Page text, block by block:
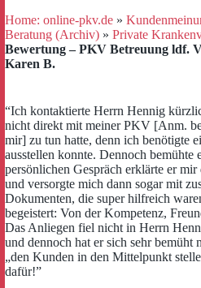
Home: online-pkv.de »
Beratung (Archiv) » Private
Bewertung – PKV Betreuung ldf.
Karen B.
“Ich kontaktierte Herrn Hennig
nicht direkt mit meiner PKV [Anm.
mir] zu tun hatte, denn ich benötigte
ausstellen konnte. Dennoch
persönlichen Gespräch erklärte er
und versorgte mich dann sogar mit
Dokumenten, die super hilfreich
begeistert: Von der Kompetenz,
Das Anliegen fiel nicht in Herrn
und dennoch hat er sich sehr bemüht
„den Kunden in den Mittelpunkt
dafür!”